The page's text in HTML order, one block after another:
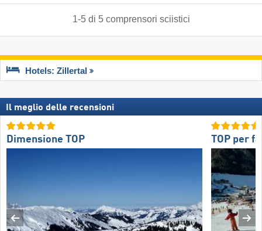
1-5di 5 comprensori sciistici
Hotels: Zillertal
Il meglio delle recensioni
Dimensione TOP TOP per